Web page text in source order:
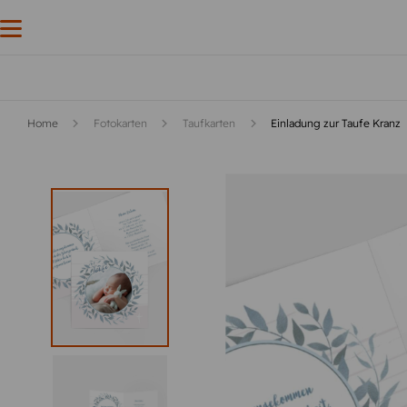
Home Fotokarten Taufkarten Einladung zur Taufe Kranz